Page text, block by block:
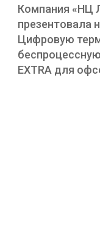
Компания «НЦ
презентовала
Цифровую
EXTRA для